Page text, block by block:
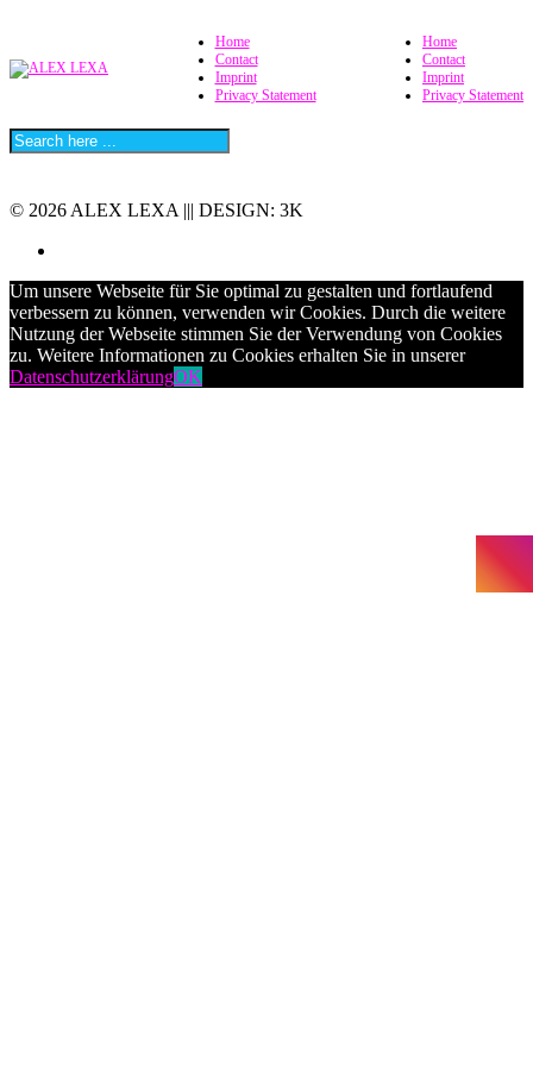
Home
Contact
Imprint
Privacy Statement
Home
Contact
Imprint
Privacy Statement
© 2026 ALEX LEXA ||| DESIGN: 3K
Um unsere Webseite für Sie optimal zu gestalten und fortlaufend
verbessern zu können, verwenden wir Cookies. Durch die weitere
Nutzung der Webseite stimmen Sie der Verwendung von Cookies
zu. Weitere Informationen zu Cookies erhalten Sie in unserer
DatenschutzerklärungOK